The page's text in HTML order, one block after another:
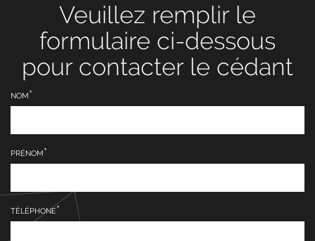
Veuillez remplir le
formulaire ci-dessous
pour contacter le cédant
NOM
PRÉNOM
TÉLÉPHONE